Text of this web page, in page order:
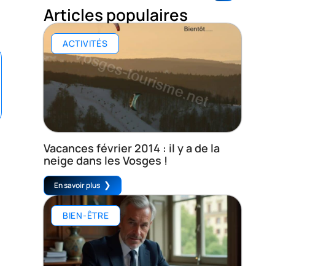
Articles populaires
ACTIVITÉS
Vacances février 2014 : il y a de la
neige dans les Vosges !
En savoir plus
BIEN-ÊTRE